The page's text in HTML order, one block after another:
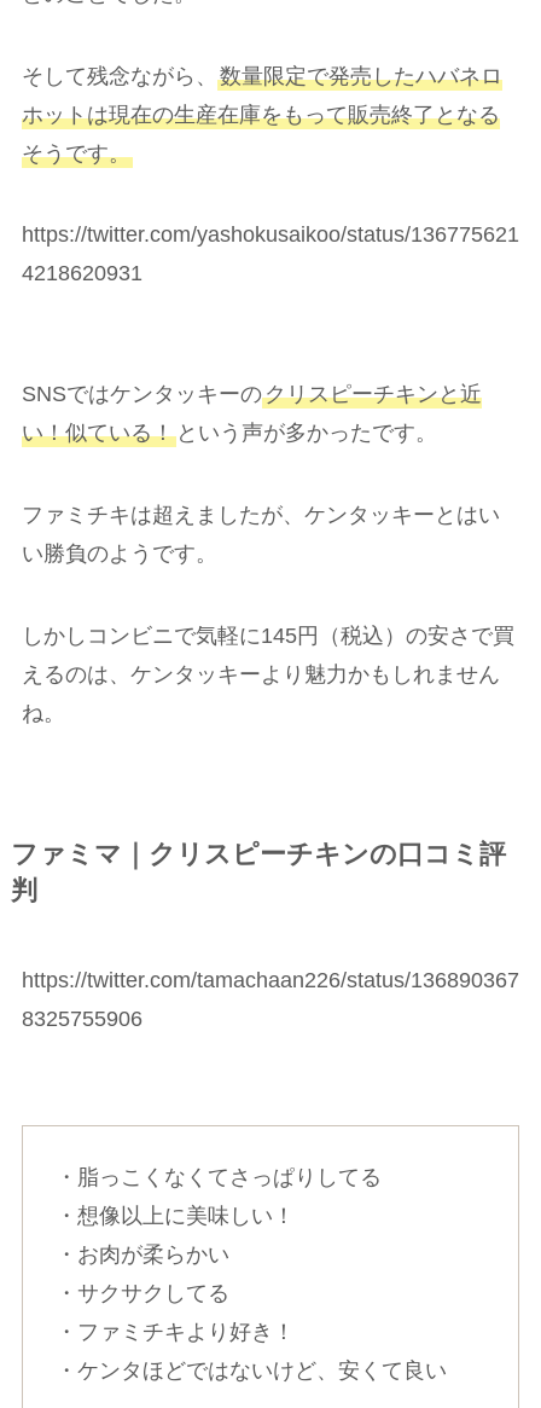
そして残念ながら、 数量限定で発売したハバネロ
ホットは現在の生産在庫をもって販売終了となる
そうです。
https://twitter.com/yashokusaikoo/status/136775621
4218620931
SNSではケンタッキーのクリスピーチキンと近
い！似ている！という声が多かったです。
ファミチキは超えましたが、ケンタッキーとはい
い勝負のようです。
しかしコンビニで気軽に145円（税込）の安さで買
えるのは、ケンタッキーより魅力かもしれません
ね。
ファミマ｜クリスピーチキンの口コミ評
判
https://twitter.com/tamachaan226/status/136890367
8325755906
・脂っこくなくてさっぱりしてる
・想像以上に美味しい！
・お肉が柔らかい
・サクサクしてる
・ファミチキより好き！
・ケンタほどではないけど、安くて良い